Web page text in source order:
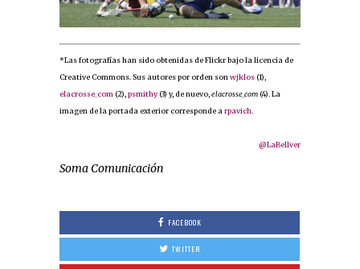
*Las fotografías han sido obtenidas de Flickr bajo la licencia de
Creative Commons. Sus autores por orden son wjklos (1),
elacrosse_com (2), psmithy (3) y, de nuevo, elacrosse_com (4). La
imagen de la portada exterior corresponde a rpavich
@LaBellver
Soma Comunicación
FACEBOOK
TWITTER